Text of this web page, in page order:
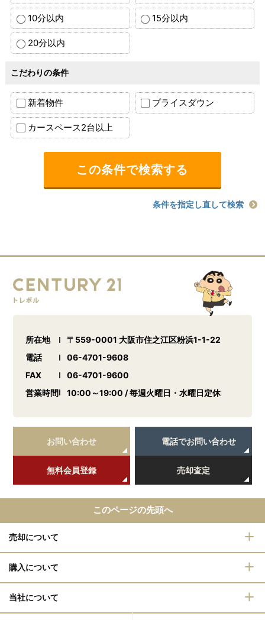
10分以内 15分以内
20分以内
こだわりの条件
新着物件 プライスダウン
カースペース2台以上
条件を指定し直して検索
所在地
〒559-0001 大阪市住之江区粉浜1-1-22
電話
06-4701-9608
FAX
06-4701-9600
営業時間
10:00～19:00 / 毎週火曜日・水曜日定休
お問い合わせ 電話でお問い合わせ
無料会員登録 売却査定
このページの先頭へ
売却について
購入について
当社について